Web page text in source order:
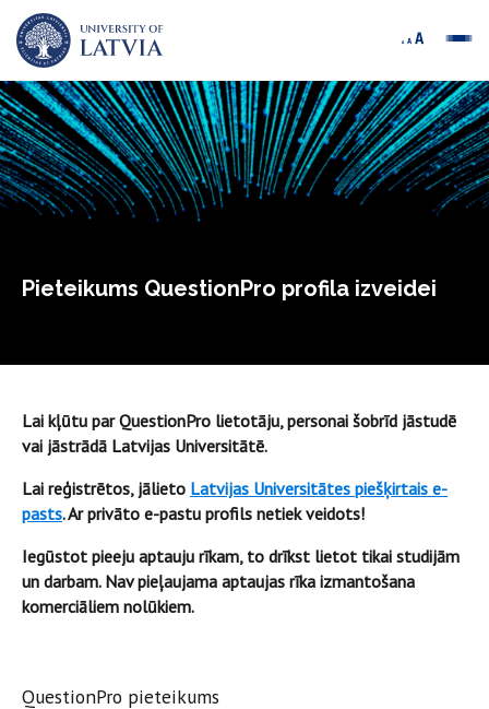
Pieteikums QuestionPro profila izveidei
Lai kļūtu par QuestionPro lietotāju, personai šobrīd jāstudē
vai jāstrādā Latvijas Universitātē.
Lai reģistrētos, jālieto Latvijas Universitātes piešķirtais e-
pasts. Ar privāto e-pastu profils netiek veidots!
Iegūstot pieeju aptauju rīkam, to drīkst lietot tikai studijām
un darbam. Nav pieļaujama aptaujas rīka izmantošana
komerciāliem nolūkiem.
QuestionPro pieteikums